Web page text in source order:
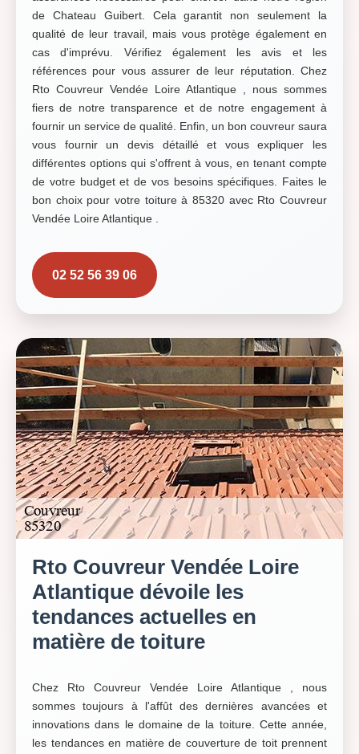
de Chateau Guibert. Cela garantit non seulement la
qualité de leur travail, mais vous protège également en
cas d'imprévu. Vérifiez également les avis et les
références pour vous assurer de leur réputation. Chez
Rto Couvreur Vendée Loire Atlantique , nous sommes
fiers de notre transparence et de notre engagement à
fournir un service de qualité. Enfin, un bon couvreur saura
vous fournir un devis détaillé et vous expliquer les
différentes options qui s'offrent à vous, en tenant compte
de votre budget et de vos besoins spécifiques. Faites le
bon choix pour votre toiture à 85320 avec Rto Couvreur
Vendée Loire Atlantique .
02 52 56 39 06
Rto Couvreur Vendée Loire
Atlantique dévoile les
tendances actuelles en
matière de toiture
Chez Rto Couvreur Vendée Loire Atlantique , nous
sommes toujours à l'affût des dernières avancées et
innovations dans le domaine de la toiture. Cette année,
les tendances en matière de couverture de toit prennent